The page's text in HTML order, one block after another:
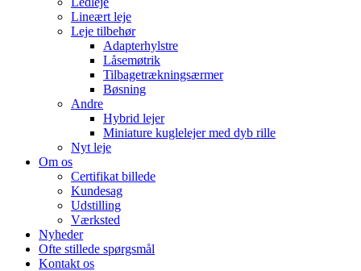
Lineært leje
Leje tilbehør
Adapterhylstre
Låsemøtrik
Tilbagetrækningsærmer
Bøsning
Andre
Hybrid lejer
Miniature kuglelejer med dyb rille
Nyt leje
Om os
Certifikat billede
Kundesag
Udstilling
Værksted
Nyheder
Ofte stillede spørgsmål
Kontakt os